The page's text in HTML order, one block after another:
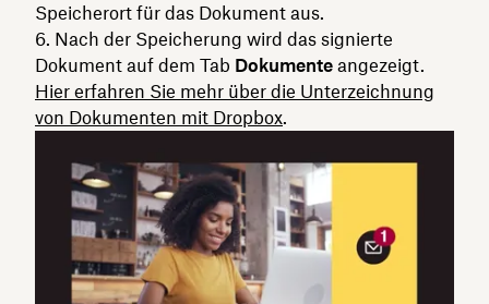
Speicherort für das Dokument aus.
Nach der Speicherung wird das signierte
Dokument auf dem Tab Dokumente angezeigt.
Hier erfahren Sie mehr über die Unterzeichnung
von Dokumenten mit Dropbox.